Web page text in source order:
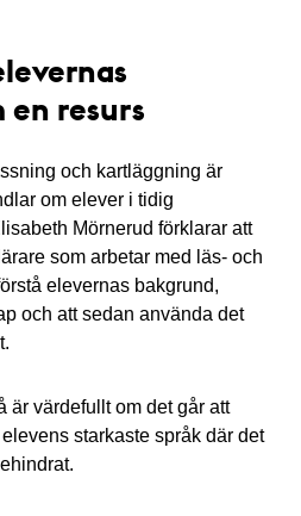
en resurs
och kartläggning är
om elever i tidig
Mörnerud förklarar att
som arbetar med läs- och
elevernas bakgrund,
och att sedan använda det
är värdefullt om det går att
starkaste språk där det